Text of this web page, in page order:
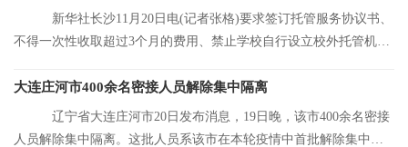
新华社长沙11月20日电(记者张格)要求签订托管服务协议书、
不得一次性收取超过3个月的费用、禁止学校自行设立校外托管机
大连庄河市400余名密接人员解除集中隔离
辽宁省大连庄河市20日发布消息，19日晚，该市400余名密接
人员解除集中隔离。这批人员系该市在本轮疫情中首批解除集中隔